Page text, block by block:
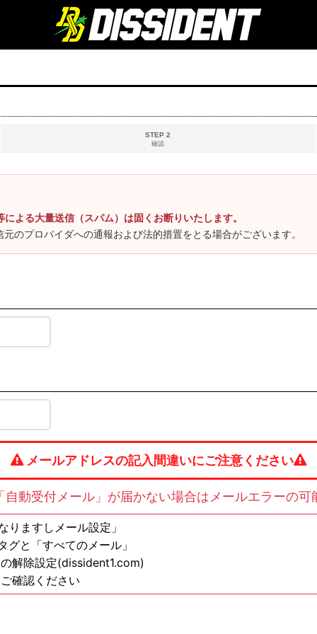
STEP 2
確認
よる大量送信（スパム）は固くお断りいたします。
のプロバイダへの通報および法的措置をとる場合がございます。
メールアドレスの記入間違いにご注意ください
動受付メール」が届かない場合はメールエラーの可
ますしメール設定」
と「すべてのメール」
解除設定(dissident1.com)
確認ください